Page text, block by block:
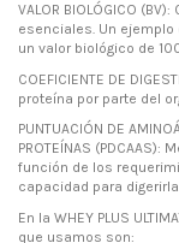
VALOR BIOLÓGICO
esenciales. Un
un valor biológico de
COEFICIENTE DE
proteína por parte del
PUNTUACIÓN DE
PROTEÍNAS
función de los
capacidad para
En la WHEY PLUS
que usamos son: